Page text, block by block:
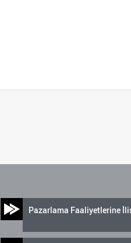
Pazarlama Faaliyetlerine